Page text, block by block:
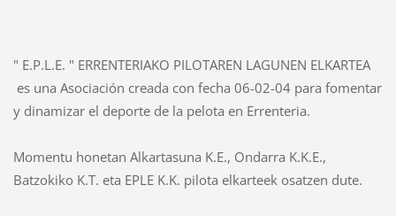
" E.P.L.E. " ERRENTERIAKO PILOTAREN LAGUNEN ELKARTEA
es una Asociación creada con fecha 06-02-04 para fomentar
y dinamizar el deporte de la pelota en Errenteria.
Momentu honetan Alkartasuna K.E., Ondarra K.K.E.,
Batzokiko K.T. eta EPLE K.K. pilota elkarteek osatzen dute.